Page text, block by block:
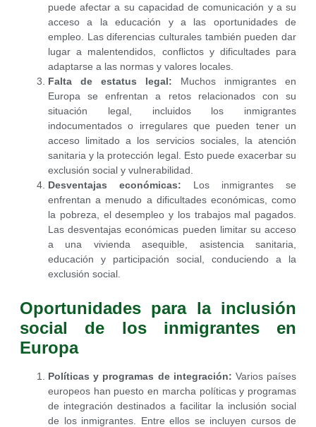
puede afectar a su capacidad de comunicación y a su
acceso a la educación y a las oportunidades de
empleo. Las diferencias culturales también pueden dar
lugar a malentendidos, conflictos y dificultades para
adaptarse a las normas y valores locales.
Falta de estatus legal: Muchos inmigrantes en
Europa se enfrentan a retos relacionados con su
situación legal, incluidos los inmigrantes
indocumentados o irregulares que pueden tener un
acceso limitado a los servicios sociales, la atención
sanitaria y la protección legal. Esto puede exacerbar su
exclusión social y vulnerabilidad.
Desventajas económicas: Los inmigrantes se
enfrentan a menudo a dificultades económicas, como
la pobreza, el desempleo y los trabajos mal pagados.
Las desventajas económicas pueden limitar su acceso
a una vivienda asequible, asistencia sanitaria,
educación y participación social, conduciendo a la
exclusión social.
Oportunidades para la inclusión
social de los inmigrantes en
Europa
Políticas y programas de integración: Varios países
europeos han puesto en marcha políticas y programas
de integración destinados a facilitar la inclusión social
de los inmigrantes. Entre ellos se incluyen cursos de